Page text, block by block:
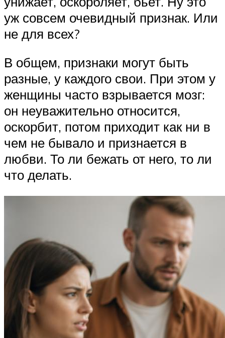
уж совсем очевидный признак. Или
не для всех?
В общем, признаки могут быть
разные, у каждого свои. При этом у
женщины часто взрывается мозг:
он неуважительно относится,
оскорбит, потом приходит как ни в
чем не бывало и признается в
любви. То ли бежать от него, то ли
что делать.